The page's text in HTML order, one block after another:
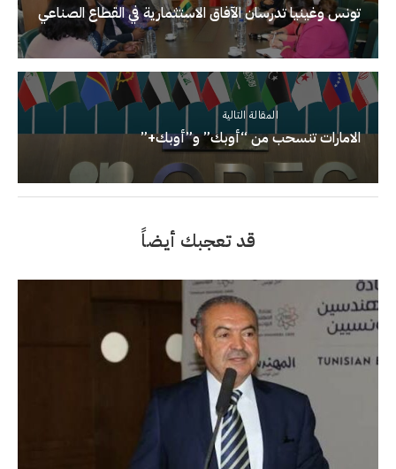
تونس وغينيا تدرسان الآفاق الاستثمارية في القطاع الصناعي
المقالة التالية
الامارات تنسحب من “أوبك” و”أوبك+”
قد تعجبك أيضاً